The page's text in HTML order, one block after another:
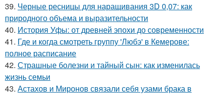
39. Черные ресницы для наращивания 3D 0,07: как
природного объема и выразительности
40. История Уфы: от древней эпохи до современности
41. Где и когда смотреть группу 'Любэ' в Кемерове:
полное расписание
42. Страшные болезни и тайный сын: как изменилась
жизнь семьи
43. Астахов и Миронов связали себя узами брака в